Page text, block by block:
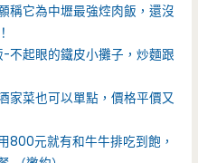
稱它為中壢最強焢肉飯，還沒
不起眼的鐵皮小攤子，炒麵跟
家菜也可以單點，價格平價又
800元就有和牛牛排吃到飽，